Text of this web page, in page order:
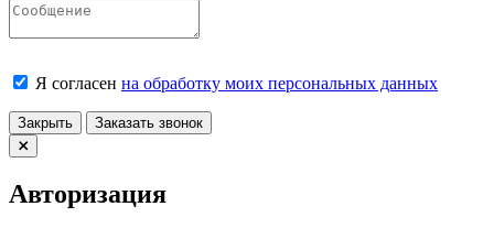
Я согласен на обработку моих персональных данных
Закрыть Заказать звонок
Авторизация